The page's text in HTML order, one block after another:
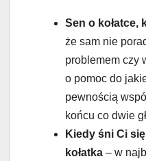
Sen o kołatce,
że sam nie
problemem czy
o pomoc do
pewnością
końcu co dwie
Kiedy śni Ci
kołatka – w